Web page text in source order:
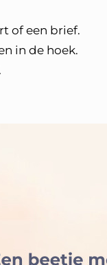
of een brief.
in de hoek.